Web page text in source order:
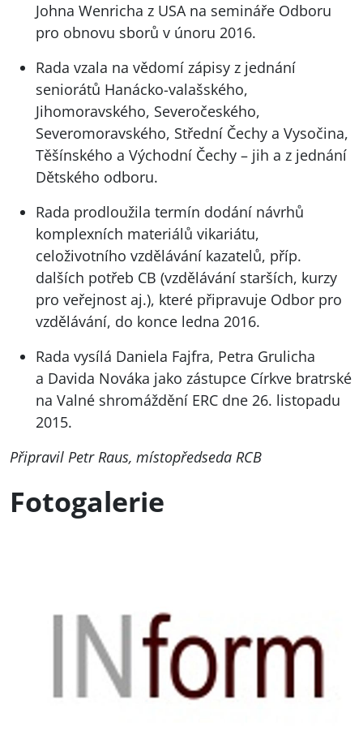
Johna Wenricha z USAna semináře Odboru
pro obnovu sborů v únoru 2016.
Rada vzala na vědomí zápisy z jednání
seniorátů Hanácko-valašského,
Jihomoravského, Severočeského,
Severomoravského, Střední Čechy a Vysočina,
Těšínského a Východní Čechy – jih a z jednání
Dětského odboru.
Rada prodloužila termín dodání návrhů
komplexních materiálů vikariátu,
celoživotního vzdělávání kazatelů, příp.
dalších potřeb CB (vzdělávání starších, kurzy
pro veřejnost aj.), které připravuje Odbor pro
vzdělávání, do konce ledna 2016.
Rada vysílá Daniela Fajfra, Petra Grulicha
a Davida Nováka jako zástupce Církve bratrské
na Valné shromáždění ERC dne 26. listopadu
2015.
Připravil Petr Raus, místopředseda RCB
Fotogalerie